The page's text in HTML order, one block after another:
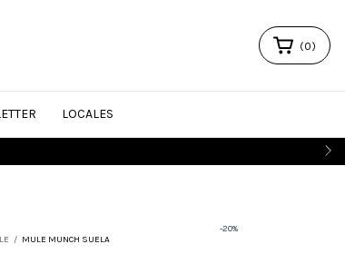
(0)
LOCALES
-20%
/ MULE MUNCH SUELA